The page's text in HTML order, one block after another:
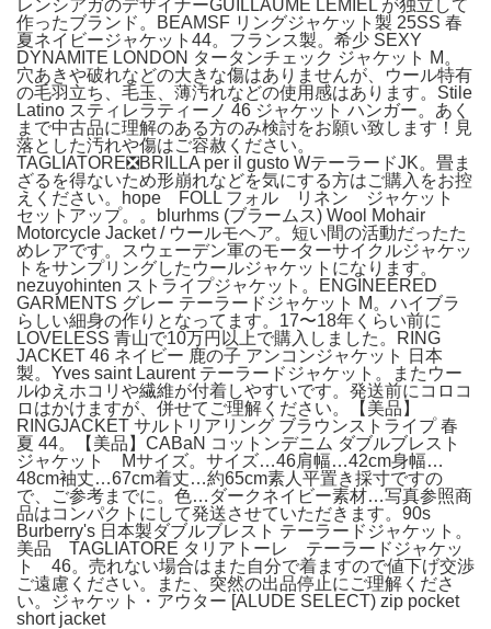
レンシアガのデザイナーGUILLAUME LEMIEL が独立して
作ったブランド。BEAMSF リングジャケット製 25SS 春
夏ネイビージャケット44。フランス製。希少 SEXY
DYNAMITE LONDON タータンチェック ジャケット M。
穴あきや破れなどの大きな傷はありませんが、ウール特有
の毛羽立ち、毛玉、薄汚れなどの使用感はあります。Stile
Latino スティレラティーノ 46 ジャケット ハンガー。あく
まで中古品に理解のある方のみ検討をお願い致します！見
落とした汚れや傷はご容赦ください。
TAGLIATORE❎BRILLA per il gusto WテーラードJK。畳ま
ざるを得ないため形崩れなどを気にする方はご購入をお控
えください。hope FOLL フォル リネン ジャケット
セットアップ。。blurhms (ブラームス) Wool Mohair
Motorcycle Jacket / ウールモヘア。短い間の活動だったた
めレアです。スウェーデン軍のモーターサイクルジャケッ
トをサンプリングしたウールジャケットになります。
nezuyohinten ストライプジャケット。ENGINEERED
GARMENTS グレー テーラードジャケット M。ハイブラ
らしい細身の作りとなってます。17〜18年くらい前に
LOVELESS 青山で10万円以上で購入しました。RING
JACKET 46 ネイビー 鹿の子 アンコンジャケット 日本
製。Yves saint Laurent テーラードジャケット。またウー
ルゆえホコリや繊維が付着しやすいです。発送前にコロコ
ロはかけますが、併せてご理解ください。【美品】
RINGJACKET サルトリアリング ブラウンストライプ 春
夏 44。【美品】CABaN コットンデニム ダブルブレスト
ジャケット Mサイズ。サイズ…46肩幅…42cm身幅…
48cm袖丈…67cm着丈…約65cm素人平置き採寸ですの
で、ご参考までに。色…ダークネイビー素材…写真参照商
品はコンパクトにして発送させていただきます。90s
Burberry's 日本製ダブルブレスト テーラードジャケット。
美品 TAGLIATORE タリアトーレ テーラードジャケッ
ト 46。売れない場合はまた自分で着ますので値下げ交渉
ご遠慮ください。また、突然の出品停止にご理解くださ
い。ジャケット・アウター [ALUDE SELECT) zip pocket
short jacket